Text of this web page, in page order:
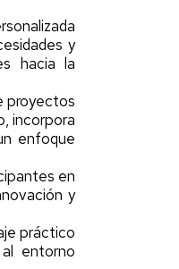
y
hacia la
proyectos
incorpora
enfoque
en
y
práctico
entorno